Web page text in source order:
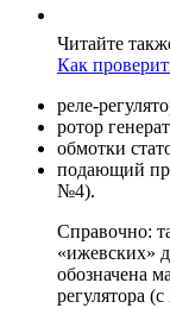
Читайте
Как
реле-
ротор
обмотки
подающий
№4).
Справочно:
«ижевских»
обозначена
регулятора